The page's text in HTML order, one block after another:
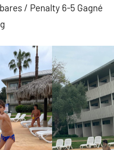
/ Penalty 6-5 Gagné